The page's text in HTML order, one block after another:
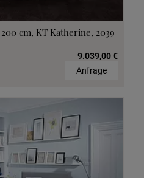
cm, KT Katherine, 2039
9.039,00 €
Anfrage